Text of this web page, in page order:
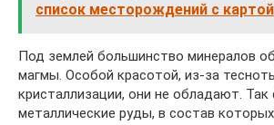
список месторождений с картой
Под землей большинство минералов
магмы. Особой красотой, из-за
кристаллизации, они не обладают.
металлические руды, в состав